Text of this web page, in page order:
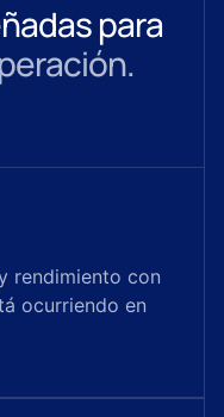
para
rendimiento con
ocurriendo en